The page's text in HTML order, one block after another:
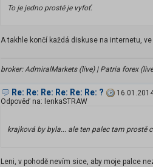
To je jedno prostě je vyfoť.
A takhle končí každá diskuse na internetu,
broker: AdmiralMarkets (live) | Patria forex
Re: Re: Re: Re: Re: Re: ?
Odpověď na: lenkaSTRAW
krajková by byla... ale ten palec tam prostě
Leni, v pohodě nevím sice, aby moje palce